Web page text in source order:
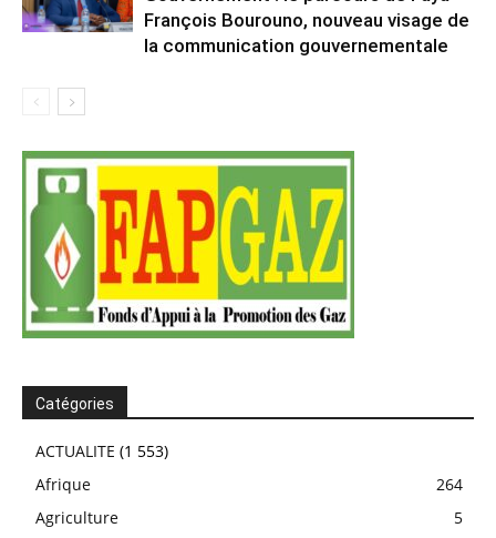
François Bourouno, nouveau visage de
la communication gouvernementale
Catégories
ACTUALITE (1 553)
Afrique
264
Agriculture
5